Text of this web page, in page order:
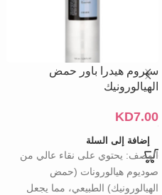
سيروم هيدرا باور حمض
الهيالورونيك
KD7.00
إضافة إلى السلة
الوصف: يحتوي على نقاء عالي من
صوديوم هيالورونات (حمض
الهيالورونيك) الطبيعي، مما يجعل